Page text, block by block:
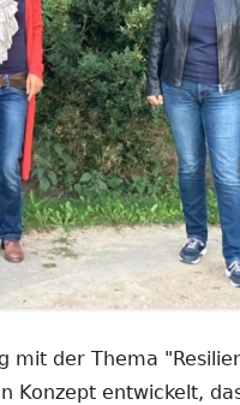
mit der Thema
Konzept entwickelt,